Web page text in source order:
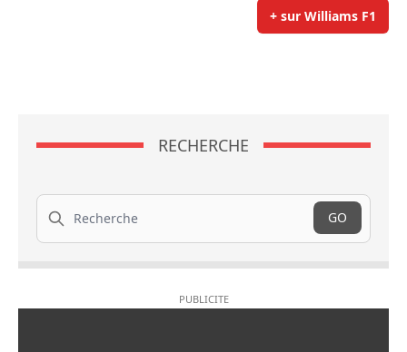
+ sur Williams F1
RECHERCHE
Recherche
GO